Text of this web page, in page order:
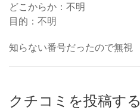
どこからか：不明
目的：不明
知らない番号だったので無視
クチコミを投稿する